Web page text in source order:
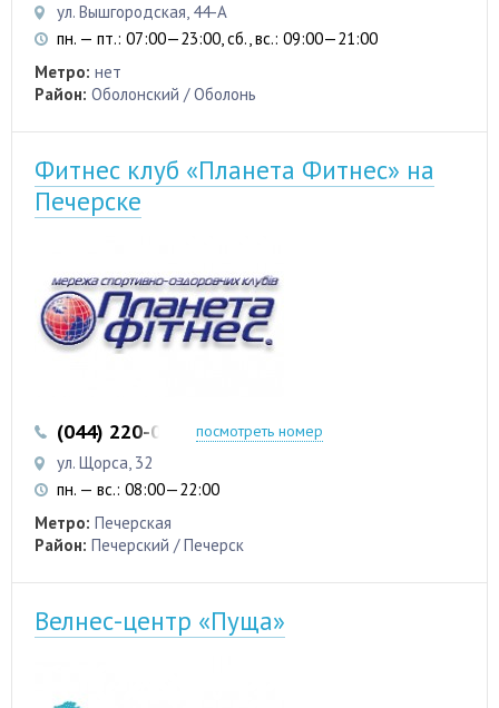
ул. Вышгородская, 44-А
пн. — пт.: 07:00—23:00, сб., вс.: 09:00—21:00
Метро: нет
Район: Оболонский / Оболонь
Фитнес клуб «Планета Фитнес» на
Печерске
(044) 220-00-20посмотреть номер
ул. Щорса, 32
пн. — вс.: 08:00—22:00
Метро: Печерская
Район: Печерский / Печерск
Велнес-центр «Пуща»